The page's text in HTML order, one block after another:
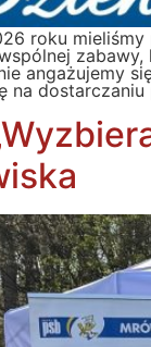
roku mieliśmy
angażujemy
na